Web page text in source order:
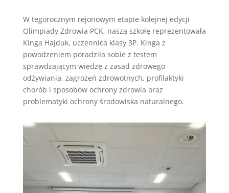
W tegorocznym rejonowym etapie kolejnej edycji
Olimpiady Zdrowia PCK, naszą szkołę reprezentowała
Kinga Hajduk, uczennica klasy 3P. Kinga z
powodzeniem poradziła sobie z testem
sprawdzającym wiedzę z zasad zdrowego
odżywiania, zagrożeń zdrowotnych, profilaktyki
chorób i sposobów ochrony zdrowia oraz
problematyki ochrony środowiska naturalnego.